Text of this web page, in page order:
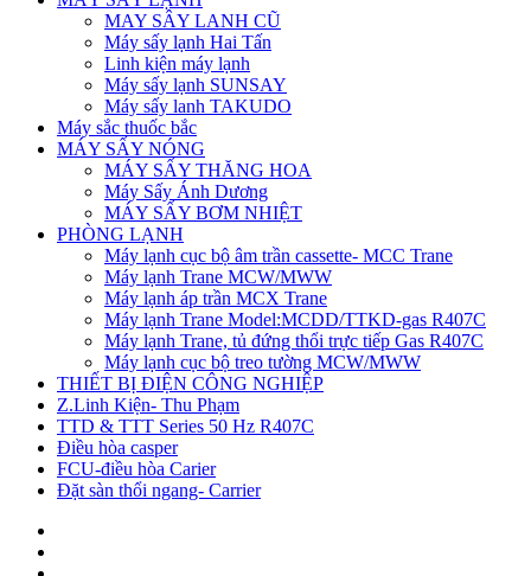
MAY SÂY LANH CŨ
Máy sấy lạnh Hai Tấn
Linh kiện máy lạnh
Máy sấy lạnh SUNSAY
Máy sấy lanh TAKUDO
Máy sắc thuốc bắc
MÁY SẤY NÓNG
MÁY SẤY THĂNG HOA
Máy Sấy Ánh Dương
MÁY SẤY BƠM NHIỆT
PHÒNG LẠNH
Máy lạnh cục bộ âm trần cassette- MCC Trane
Máy lạnh Trane MCW/MWW
Máy lạnh áp trần MCX Trane
Máy lạnh Trane Model:MCDD/TTKD-gas R407C
Máy lạnh Trane, tủ đứng thổi trực tiếp Gas R407C
Máy lạnh cục bộ treo tường MCW/MWW
THIẾT BỊ ĐIỆN CÔNG NGHIỆP
Z.Linh Kiện- Thu Phạm
TTD & TTT Series 50 Hz R407C
Điều hòa casper
FCU-điều hòa Carier
Đặt sàn thổi ngang- Carrier